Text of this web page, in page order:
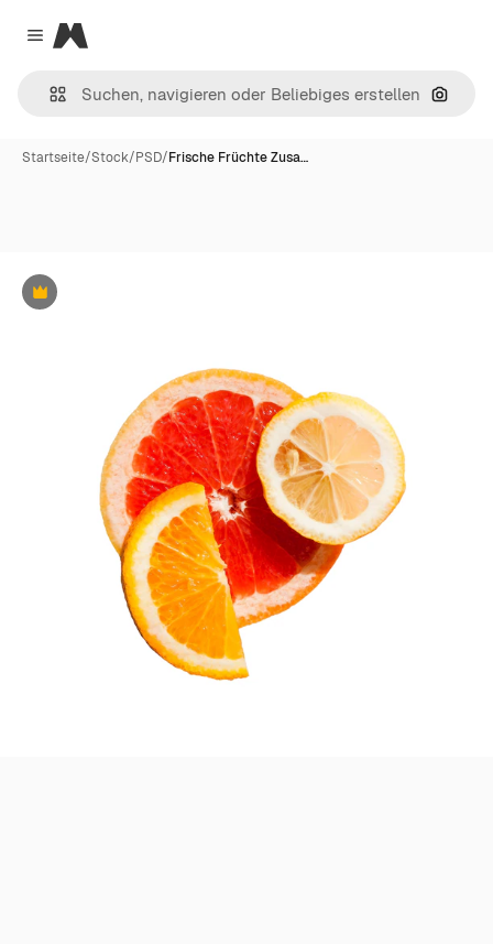
Close menu
Magnific
Nach
Startseite/Stock/PSD/Frische Früchte Zusa…
Premium